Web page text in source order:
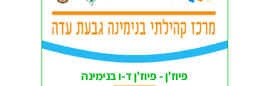
פיוז'ן - פיוז'ן ד-ו בנימינה